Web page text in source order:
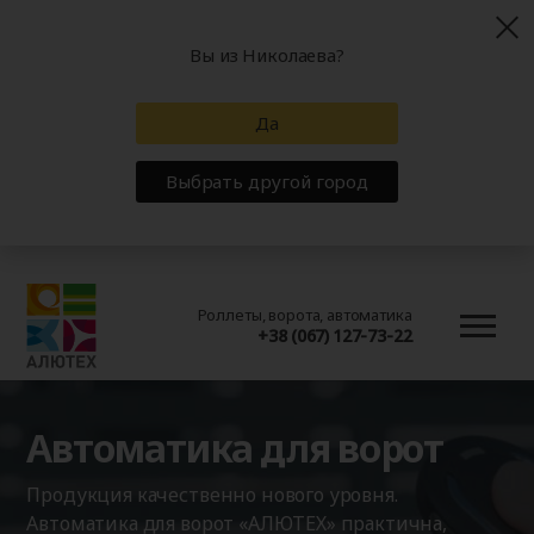
Роллеты, ворота, автоматика
+38 (067) 127-73-22
Автоматика для ворот
Продукция качественно нового уровня.
Автоматика для ворот «АЛЮТЕХ» практична,
Вы из Николаева?
Да
Выбрать другой город